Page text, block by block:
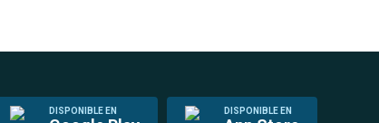
DISPONIBLE EN DISPONIBLE EN